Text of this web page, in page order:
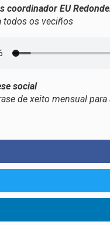
coordinador EU
todos os veciños
social
de xeito mensual